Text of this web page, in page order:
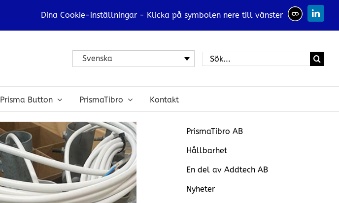
Dina Cookie-inställningar - Klicka på symbolen nere till vänster
Svenska
Sök
efter:
Prisma Button PrismaTibro Kontakt
PrismaTibro AB
Hållbarhet
En del av Addtech AB
Nyheter